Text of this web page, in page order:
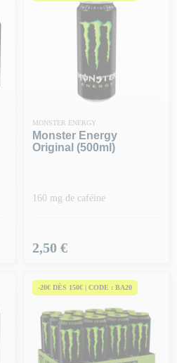
MONSTER ENERGY
Monster Energy
Original (500ml)
160 mg de caféine
Prix
2,50 €
-20€ DÈS 150€ | CODE : BA20